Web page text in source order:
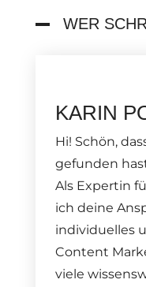
WER
KARIN
Hi! Schön,
gefunden
Als Expertin
ich deine
individuelles
Content
viele